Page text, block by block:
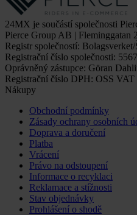
24MX je součástí společnosti
Pierce Group AB | Fleminggatan
Registr společností:
Registrační číslo společnosti:
Oprávněný zástupce: Göran
Registrační číslo DPH: OSS
Nákupy
Obchodní podmínky
Zásady ochrany osobních
Doprava a doručení
Platba
Vrácení
Právo na odstoupení
Informace o recyklaci
Reklamace a stížnosti
Stav objednávky
Prohlášení o shodě